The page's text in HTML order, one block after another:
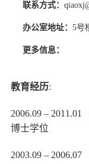
联系方式：
办公室地址： 5号
更多信息：
教育经历:
2006.09 –
博士学位
2003.09 –